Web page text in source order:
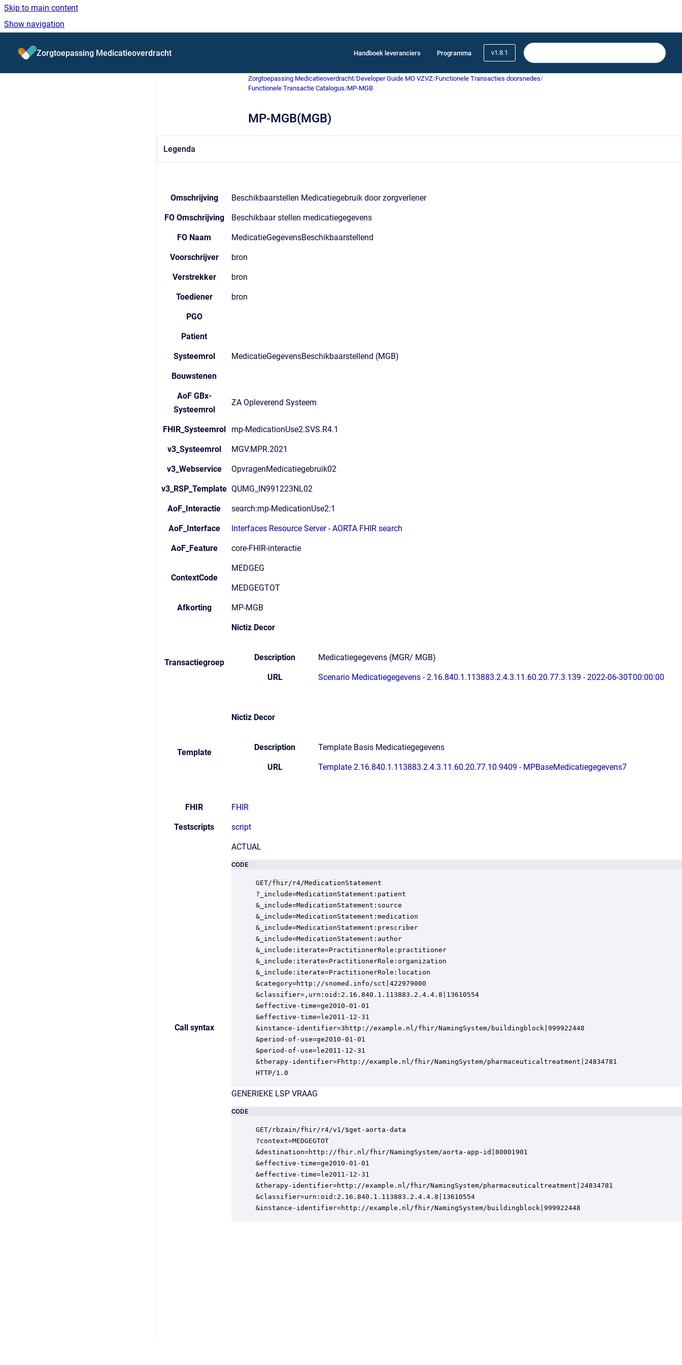
Skip to main content
Show navigation
Go to homepage
Zorgtoepassing Medicatieoverdracht Handboek leveranciers Programma v1.8.1
Zorgtoepassing Medicatieoverdracht/Developer Guide MO VZVZ/Functionele Transacties doorsnedes/
Functionele Transactie Catalogus/MP-MGB
MP-MGB(MGB)
Legenda
Omschrijving Beschikbaarstellen Medicatiegebruik door zorgverlener
FO Omschrijving Beschikbaar stellen medicatiegegevens
FO Naam MedicatieGegevensBeschikbaarstellend
Voorschrijver bron
Verstrekker bron
Toediener bron
PGO
Patient
Systeemrol MedicatieGegevensBeschikbaarstellend (MGB)
Bouwstenen
AoF GBx-
Systeemrol
ZA Opleverend Systeem
FHIR_Systeemrol mp-MedicationUse2.SVS.R4.1
v3_Systeemrol MGV.MPR.2021
v3_Webservice OpvragenMedicatiegebruik02
v3_RSP_Template QUMG_IN991223NL02
AoF_Interactie search:mp-MedicationUse2:1
AoF_Interface Interfaces Resource Server - AORTA FHIR search
AoF_Feature core-FHIR-interactie
ContextCode
MEDGEG
MEDGEGTOT
Afkorting MP-MGB
Transactiegroep
Nictiz Decor
Description Medicatiegegevens (MGR/ MGB)
URL Scenario Medicatiegegevens - 2.16.840.1.113883.2.4.3.11.60.20.77.3.139 - 2022-06-30T00:00:00
Template
Nictiz Decor
Description Template Basis Medicatiegegevens
URL Template 2.16.840.1.113883.2.4.3.11.60.20.77.10.9409 - MPBaseMedicatiegegevens7
FHIR FHIR
Testscripts script
Call syntax
ACTUAL
CODE
GET/fhir/r4/MedicationStatement
?_include=MedicationStatement:patient
&_include=MedicationStatement:source
&_include=MedicationStatement:medication
&_include=MedicationStatement:prescriber
&_include=MedicationStatement:author
&_include:iterate=PractitionerRole:practitioner
&_include:iterate=PractitionerRole:organization
&_include:iterate=PractitionerRole:location
&category=http://snomed.info/sct|422979000
&classifier=,urn:oid:2.16.840.1.113883.2.4.4.8|13610554
&effective-time=ge2010-01-01
&effective-time=le2011-12-31
&instance-identifier=3http://example.nl/fhir/NamingSystem/buildingblock|999922448
&period-of-use=ge2010-01-01
&period-of-use=le2011-12-31
&therapy-identifier=Fhttp://example.nl/fhir/NamingSystem/pharmaceuticaltreatment|24834781
HTTP/1.0
GENERIEKE LSP VRAAG
CODE
GET/rbzain/fhir/r4/v1/$get-aorta-data
?context=MEDGEGTOT
&destination=http://fhir.nl/fhir/NamingSystem/aorta-app-id|80001901
&effective-time=ge2010-01-01
&effective-time=le2011-12-31
&therapy-identifier=http://example.nl/fhir/NamingSystem/pharmaceuticaltreatment|24834781
&classifier=urn:oid:2.16.840.1.113883.2.4.4.8|13610554
&instance-identifier=http://example.nl/fhir/NamingSystem/buildingblock|999922448